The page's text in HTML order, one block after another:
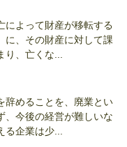
によって財産が移転する
に、その財産に対して課
、亡くな...
辞めることを、廃業とい
、今後の経営が難しいな
企業は少...